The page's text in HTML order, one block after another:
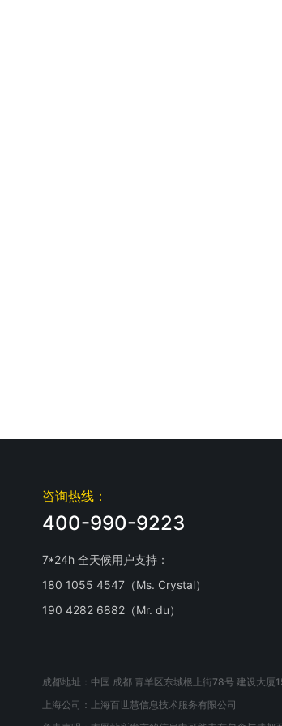
咨询热线：
400-990-9223
7*24h 全天候用户支持：
180 1055 4547（Ms. Crystal）
190 4282 6882（Mr. du）
成都地址：中国 成都 青羊区东城根上街78号 建设大厦
上海公司：上海百世慧信息技术服务有限公司